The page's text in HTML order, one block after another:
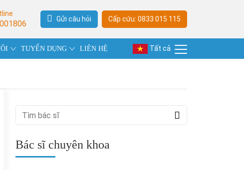
Gửi câu hỏi Cấp cứu: 0833 015 115
TUYỂN DỤNG LIÊN HỆ Tất cả
Bác sĩ chuyên khoa